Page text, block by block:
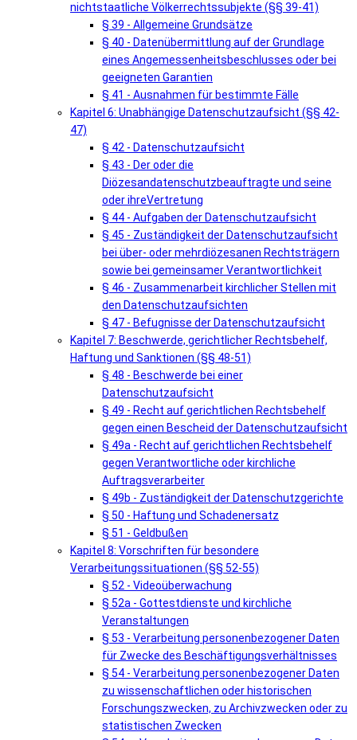
nichtstaatliche Völkerrechtssubjekte (§§ 39-41)
§ 39 - Allgemeine Grundsätze
§ 40 - Datenübermittlung auf der Grundlage
eines Angemessenheitsbeschlusses oder bei
geeigneten Garantien
§ 41 - Ausnahmen für bestimmte Fälle
Kapitel 6: Unabhängige Datenschutzaufsicht (§§ 42-
47)
§ 42 - Datenschutzaufsicht
§ 43 - Der oder die
Diözesandatenschutzbeauftragte und seine
oder ihreVertretung
§ 44 - Aufgaben der Datenschutzaufsicht
§ 45 - Zuständigkeit der Datenschutzaufsicht
bei über- oder mehrdiözesanen Rechtsträgern
sowie bei gemeinsamer Verantwortlichkeit
§ 46 - Zusammenarbeit kirchlicher Stellen mit
den Datenschutzaufsichten
§ 47 - Befugnisse der Datenschutzaufsicht
Kapitel 7: Beschwerde, gerichtlicher Rechtsbehelf,
Haftung und Sanktionen (§§ 48-51)
§ 48 - Beschwerde bei einer
Datenschutzaufsicht
§ 49 - Recht auf gerichtlichen Rechtsbehelf
gegen einen Bescheid der Datenschutzaufsicht
§ 49a - Recht auf gerichtlichen Rechtsbehelf
gegen Verantwortliche oder kirchliche
Auftragsverarbeiter
§ 49b - Zuständigkeit der Datenschutzgerichte
§ 50 - Haftung und Schadenersatz
§ 51 - Geldbußen
Kapitel 8: Vorschriften für besondere
Verarbeitungssituationen (§§ 52-55)
§ 52 - Videoüberwachung
§ 52a - Gottestdienste und kirchliche
Veranstaltungen
§ 53 - Verarbeitung personenbezogener Daten
für Zwecke des Beschäftigungsverhältnisses
§ 54 - Verarbeitung personenbezogener Daten
zu wissenschaftlichen oder historischen
Forschungszwecken, zu Archivzwecken oder zu
statistischen Zwecken